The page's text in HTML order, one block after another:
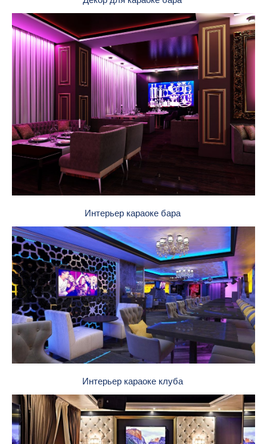
Интерьер караоке бара
Интерьер караоке клуба